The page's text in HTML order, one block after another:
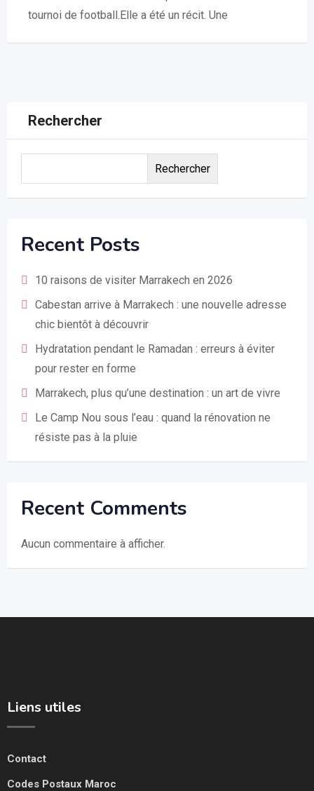
tournoi de football.Elle a été un récit. Une
Rechercher
Rechercher
Recent Posts
10 raisons de visiter Marrakech en 2026
Cabestan arrive à Marrakech : une nouvelle adresse
chic bientôt à découvrir
Hydratation pendant le Ramadan : erreurs à éviter
pour rester en forme
Marrakech, plus qu’une destination : un art de vivre
Le Camp Nou sous l’eau : quand la rénovation ne
résiste pas à la pluie
Recent Comments
Aucun commentaire à afficher.
Liens utiles
Contact
Codes Postaux Maroc